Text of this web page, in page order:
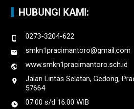
HUBUNGI KAMI:
0273-3204-622
smkn1pracimantoro@gmail.com
www.smkn1pracimantoro.sch.id
Jalan Lintas Selatan, Gedong,
57664
07.00 s/d 16.00 WIB